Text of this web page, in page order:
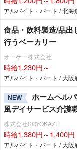
アルバイト・パート / 北海
食品・飲料製造/品出
行うベーカリー
オーケー株式会社
時給1,230円～
アルバイト・パート / 大阪
NEW
ホームヘル
風デイサービス介護
株式会社SOYOKAZE
時給1,380円～1,400円
アルバイト・パート / 大阪